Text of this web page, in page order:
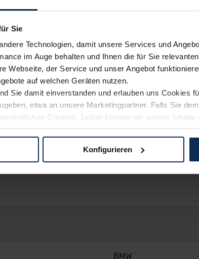
Sie
Technologien, damit unsere Services und
im Auge behalten und Ihnen die für Sie
Webseite, der Service und unser Angebot
auf welchen Geräten nutzen.
Sie damit einverstanden und erlauben uns Cookies
etwa an unsere Marketingpartner. Falls Sie
Cookies. Leider können wir unsere
Weg zu Ihrem Neuwagen unterstützen. Sie können
der EU erfolgt, erfolgt dies ausschließlich auf der
über den Kontakt zu unserem
Konfigurieren
Sicherheit, Technische Details, Sonstige)
BMW